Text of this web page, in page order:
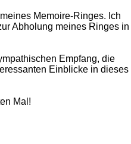
Memoire-Ringes. Ich
Abholung meines Ringes in
Empfang, die
Einblicke in dieses
Mal!